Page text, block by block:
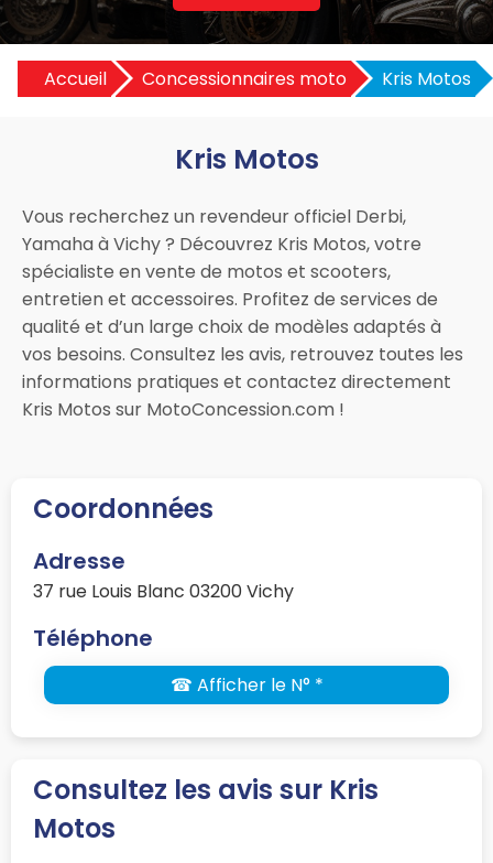
Accueil Concessionnaires moto Kris Motos
Kris Motos
Vous recherchez un revendeur officiel Derbi,
Yamaha à Vichy ? Découvrez Kris Motos, votre
spécialiste en vente de motos et scooters,
entretien et accessoires. Profitez de services de
qualité et d’un large choix de modèles adaptés à
vos besoins. Consultez les avis, retrouvez toutes les
informations pratiques et contactez directement
Kris Motos sur MotoConcession.com !
Coordonnées
Adresse
37 rue Louis Blanc 03200 Vichy
Téléphone
☎ Afficher le N° *
Consultez les avis sur Kris
Motos